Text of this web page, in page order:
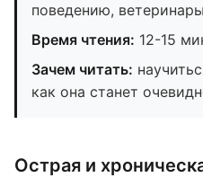
поведению, ветеринары
Время чтения: 12-15
Зачем читать:
как она станет
Острая и